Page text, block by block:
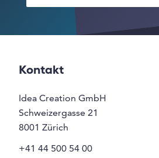
Kontakt
Idea Creation GmbH
Schweizergasse 21
8001 Zürich
+41 44 500 54 00